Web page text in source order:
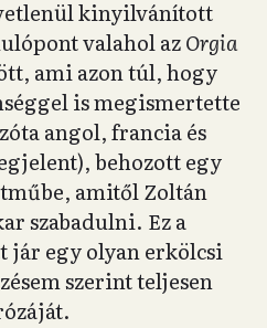
kinyilvánított
valahol azOrgia
ami azon túl, hogy
is megismertette
angol, francia és
behozott egy
amitől Zoltán
szabadulni. Ez a
jár egy olyan erkölcsi
szerint teljesen